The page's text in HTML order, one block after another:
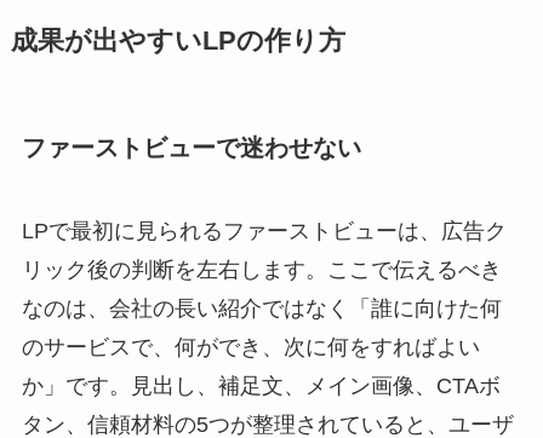
成果が出やすいLPの作り方
ファーストビューで迷わせない
LPで最初に見られるファーストビューは、広告ク
リック後の判断を左右します。ここで伝えるべき
なのは、会社の長い紹介ではなく「誰に向けた何
のサービスで、何ができ、次に何をすればよい
か」です。見出し、補足文、メイン画像、CTAボ
タン、信頼材料の5つが整理されていると、ユーザ